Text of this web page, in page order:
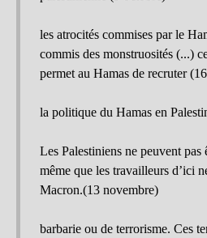
les atrocités commises par le
commis des monstruosités (...)
permet au Hamas de recruter
la politique du Hamas en
Les Palestiniens ne peuvent pas
même que les travailleurs d’ici
Macron.(13 novembre)
barbarie ou de terrorisme. Ces